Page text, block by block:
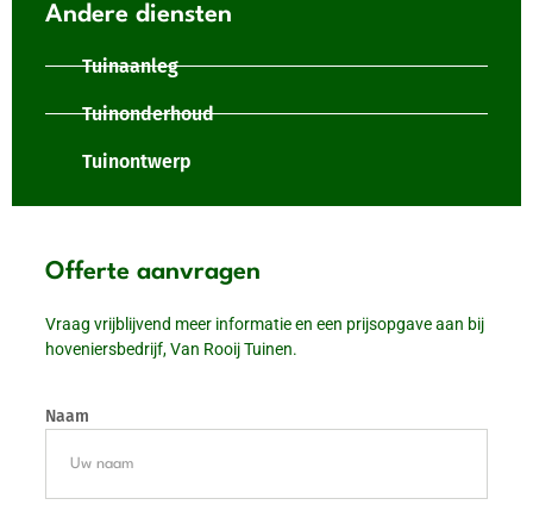
Andere diensten
Tuinaanleg
Tuinonderhoud
Tuinontwerp
Offerte aanvragen
Vraag vrijblijvend meer informatie en een prijsopgave aan bij
hoveniersbedrijf, Van Rooij Tuinen.
Naam